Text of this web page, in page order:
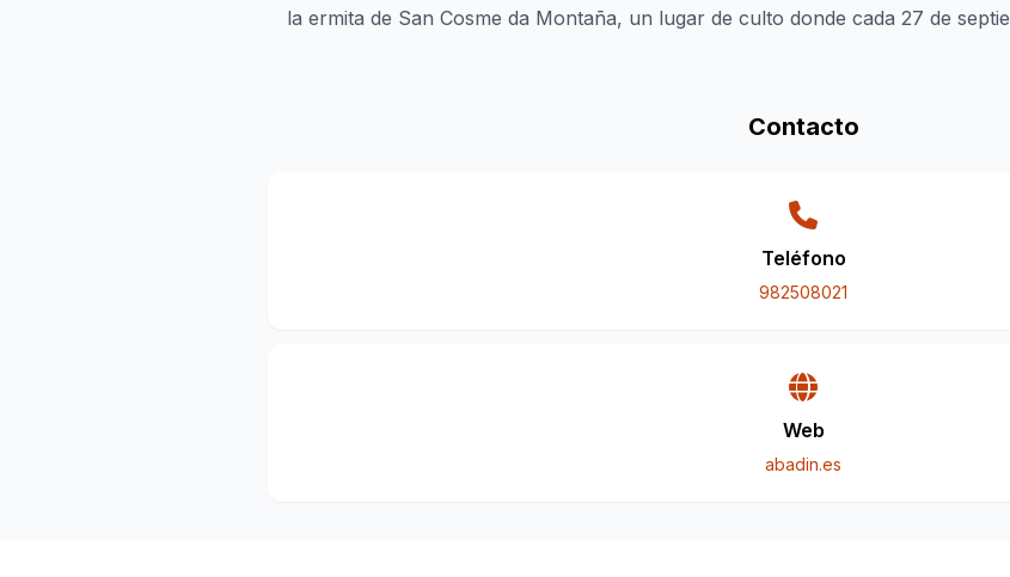
la ermita de San Cosme da Montaña, un lugar de culto donde cada 27 de septie
Contacto
Teléfono
982508021
Web
abadin.es